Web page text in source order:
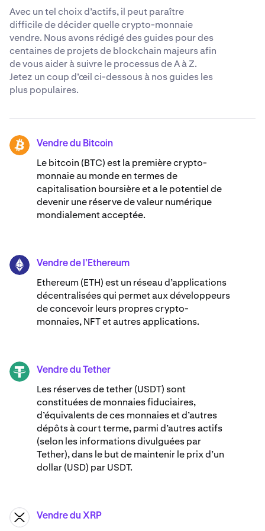
Avec un tel choix d’actifs, il peut paraître
difficile de décider quelle crypto-monnaie
vendre. Nous avons rédigé des guides pour des
centaines de projets de blockchain majeurs afin
de vous aider à suivre le processus de A à Z.
Jetez un coup d’œil ci-dessous à nos guides les
plus populaires.
BTC Vendre du Bitcoin
Le bitcoin (BTC) est la première crypto-
monnaie au monde en termes de
capitalisation boursière et a le potentiel de
devenir une réserve de valeur numérique
mondialement acceptée.
ETH Vendre de l’Ethereum
Ethereum (ETH) est un réseau d’applications
décentralisées qui permet aux développeurs
de concevoir leurs propres crypto-
monnaies, NFT et autres applications.
USDT Vendre du Tether
Les réserves de tether (USDT) sont
constituées de monnaies fiduciaires,
d’équivalents de ces monnaies et d’autres
dépôts à court terme, parmi d’autres actifs
(selon les informations divulguées par
Tether), dans le but de maintenir le prix d’un
dollar (USD) par USDT.
XRP Vendre du XRP